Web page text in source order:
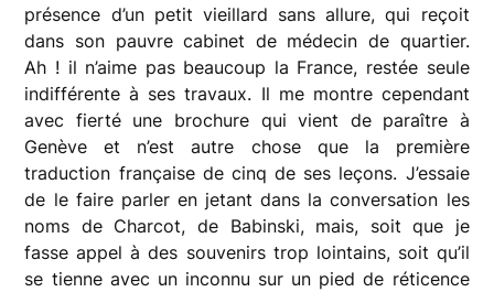
présence d’un petit vieillard sans allure, qui reçoit
dans son pauvre cabinet de médecin de quartier.
Ah ! il n’aime pas beaucoup la France, restée seule
indifférente à ses travaux. Il me montre cependant
avec fierté une brochure qui vient de paraître à
Genève et n’est autre chose que la première
traduction française de cinq de ses leçons. J’essaie
de le faire parler en jetant dans la conversation les
noms de Charcot, de Babinski, mais, soit que je
fasse appel à des souvenirs trop lointains, soit qu’il
se tienne avec un inconnu sur un pied de réticence